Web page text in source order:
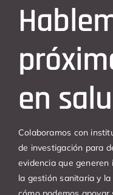
en
Colaboramos con
de investigación para
evidencia que
la gestión sanitaria y